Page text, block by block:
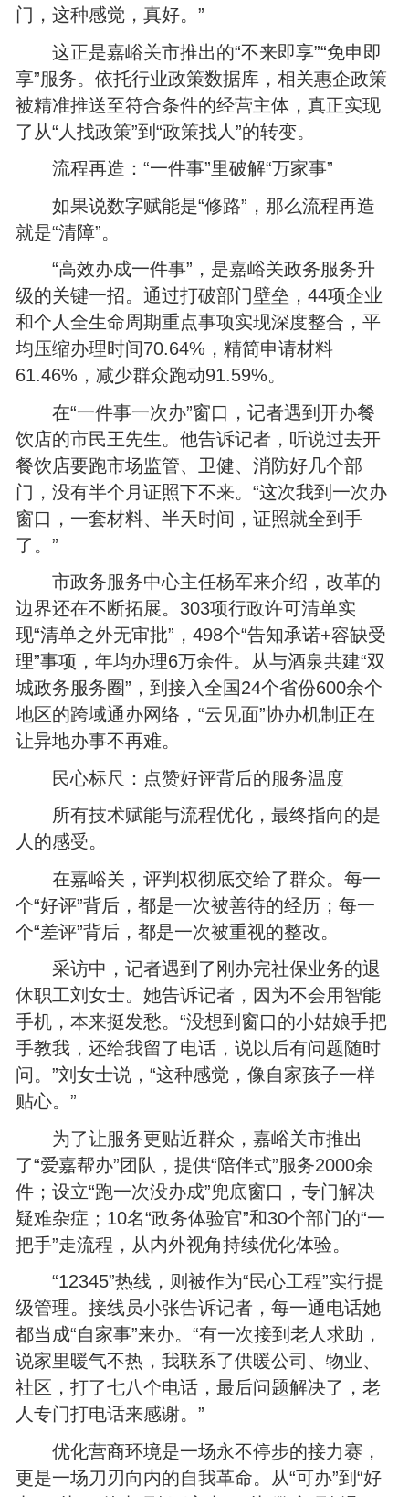
门，这种感觉，真好。”
这正是嘉峪关市推出的“不来即享”“免申即
享”服务。依托行业政策数据库，相关惠企政策
被精准推送至符合条件的经营主体，真正实现
了从“人找政策”到“政策找人”的转变。
流程再造：“一件事”里破解“万家事”
如果说数字赋能是“修路”，那么流程再造
就是“清障”。
“高效办成一件事”，是嘉峪关政务服务升
级的关键一招。通过打破部门壁垒，44项企业
和个人全生命周期重点事项实现深度整合，平
均压缩办理时间70.64%，精简申请材料
61.46%，减少群众跑动91.59%。
在“一件事一次办”窗口，记者遇到开办餐
饮店的市民王先生。他告诉记者，听说过去开
餐饮店要跑市场监管、卫健、消防好几个部
门，没有半个月证照下不来。“这次我到一次办
窗口，一套材料、半天时间，证照就全到手
了。”
市政务服务中心主任杨军来介绍，改革的
边界还在不断拓展。303项行政许可清单实
现“清单之外无审批”，498个“告知承诺+容缺受
理”事项，年均办理6万余件。从与酒泉共建“双
城政务服务圈”，到接入全国24个省份600余个
地区的跨域通办网络，“云见面”协办机制正在
让异地办事不再难。
民心标尺：点赞好评背后的服务温度
所有技术赋能与流程优化，最终指向的是
人的感受。
在嘉峪关，评判权彻底交给了群众。每一
个“好评”背后，都是一次被善待的经历；每一
个“差评”背后，都是一次被重视的整改。
采访中，记者遇到了刚办完社保业务的退
休职工刘女士。她告诉记者，因为不会用智能
手机，本来挺发愁。“没想到窗口的小姑娘手把
手教我，还给我留了电话，说以后有问题随时
问。”刘女士说，“这种感觉，像自家孩子一样
贴心。”
为了让服务更贴近群众，嘉峪关市推出
了“爱嘉帮办”团队，提供“陪伴式”服务2000余
件；设立“跑一次没办成”兜底窗口，专门解决
疑难杂症；10名“政务体验官”和30个部门的“一
把手”走流程，从内外视角持续优化体验。
“12345”热线，则被作为“民心工程”实行提
级管理。接线员小张告诉记者，每一通电话她
都当成“自家事”来办。“有一次接到老人求助，
说家里暖气不热，我联系了供暖公司、物业、
社区，打了七八个电话，最后问题解决了，老
人专门打电话来感谢。”
优化营商环境是一场永不停步的接力赛，
更是一场刀刃向内的自我革命。从“可办”到“好